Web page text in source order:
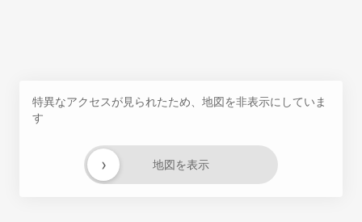
特異なアクセスが見られたため、地図を非表示にしていま
す
地図を表示
›